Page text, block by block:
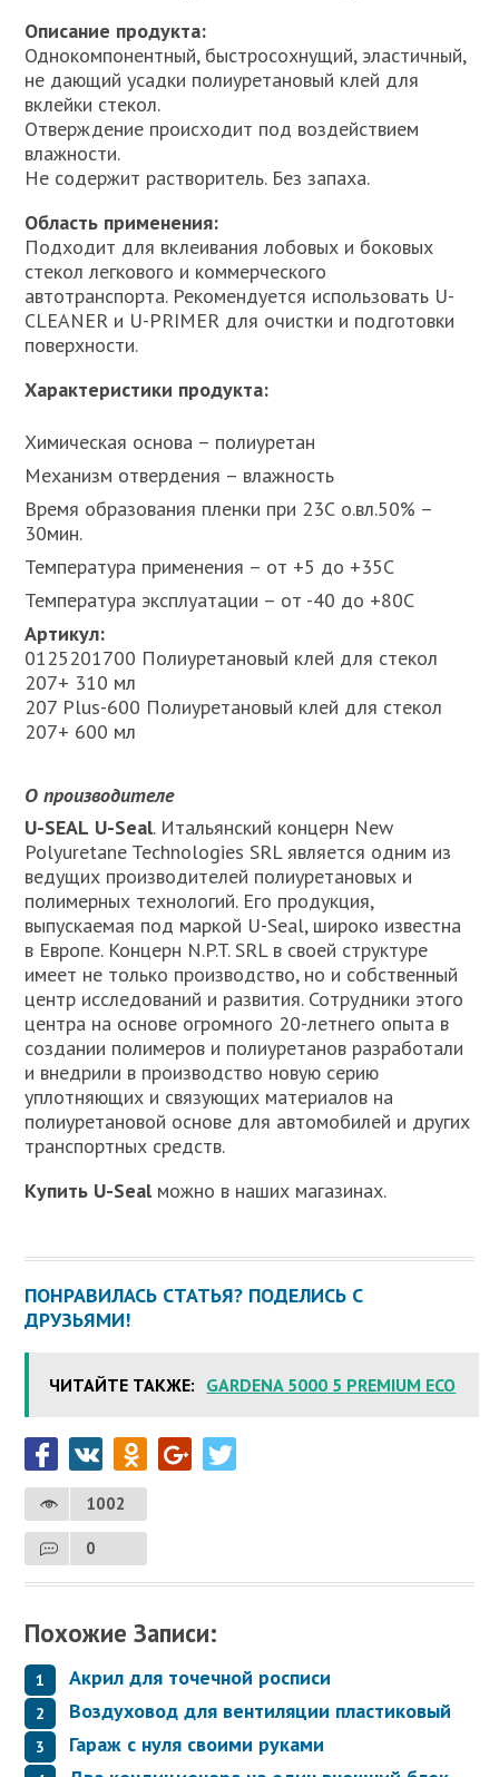
Описание продукта:
Однокомпонентный, быстросохнущий, эластичный,
не дающий усадки полиуретановый клей для
вклейки стекол.
Отверждение происходит под воздействием
влажности.
Не содержит растворитель. Без запаха.
Область применения:
Подходит для вклеивания лобовых и боковых
стекол легкового и коммерческого
автотранспорта. Рекомендуется использовать U-
CLEANER и U-PRIMER для очистки и подготовки
поверхности.
Характеристики продукта:
Химическая основа – полиуретан
Механизм отвердения – влажность
Время образования пленки при 23С о.вл.50% –
30мин.
Температура применения – от +5 до +35С
Температура эксплуатации – от -40 до +80С
Артикул:
0125201700 Полиуретановый клей для стекол
207+ 310 мл
207 Plus-600 Полиуретановый клей для стекол
207+ 600 мл
О производителе
U-SEAL U-Seal. Итальянский концерн New
Роlyuretane Technologies SRL является одним из
ведущих производителей полиуретановых и
полимерных технологий. Его продукция,
выпускаемая под маркой U-Seal, широко известна
в Европе. Концерн N.P.T. SRL в своей структуре
имеет не только производство, но и собственный
центр исследований и развития. Сотрудники этого
центра на основе огромного 20-летнего опыта в
создании полимеров и полиуретанов разработали
и внедрили в производство новую серию
уплотняющих и связующих материалов на
полиуретановой основе для автомобилей и других
транспортных средств.
Купить U-Sealможно в наших магазинах.
ПОНРАВИЛАСЬ СТАТЬЯ? ПОДЕЛИСЬ С
ДРУЗЬЯМИ!
ЧИТАЙТЕ ТАКЖЕ: GARDENA 5000 5 PREMIUM ECO
1002
0
Похожие Записи:
Акрил для точечной росписи
Воздуховод для вентиляции пластиковый
Гараж с нуля своими руками